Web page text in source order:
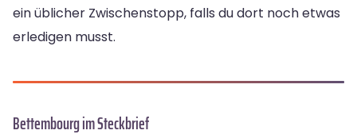
ein üblicher Zwischenstopp, falls du dort noch etwas
erledigen musst.
Bettembourg im Steckbrief